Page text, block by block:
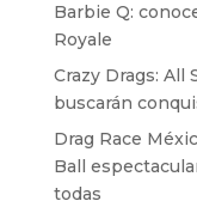
Barbie Q:
Royale
Crazy Drags: All
buscarán
Drag Race
Ball
todas